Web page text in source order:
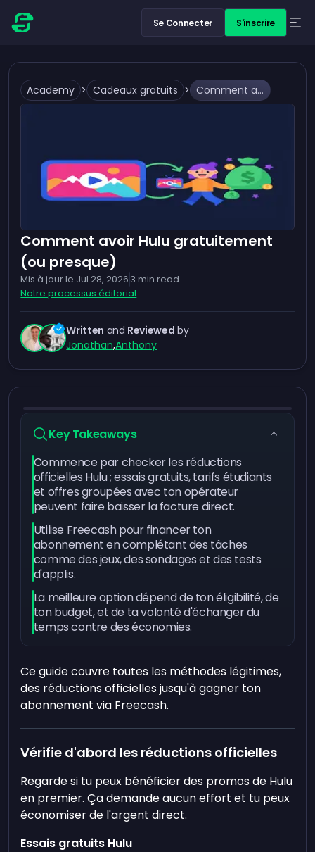
Se Connecter S'inscrire
Academy > Cadeaux gratuits > Comment avoir Hulu gratuitement (ou presque)
Comment avoir Hulu gratuitement
(ou presque)
Mis à jour le Jul 28, 2026 3 min read
Notre processus éditorial
Written and Reviewed by
Jonathan,Anthony
Key Takeaways
Commence par checker les réductions
officielles Hulu ; essais gratuits, tarifs étudiants
et offres groupées avec ton opérateur
peuvent faire baisser la facture direct.
Utilise Freecash pour financer ton
abonnement en complétant des tâches
comme des jeux, des sondages et des tests
d'applis.
La meilleure option dépend de ton éligibilité, de
ton budget, et de ta volonté d'échanger du
temps contre des économies.
Ce guide couvre toutes les méthodes légitimes,
des réductions officielles jusqu'à gagner ton
abonnement via Freecash.
Vérifie d'abord les réductions officielles
Regarde si tu peux bénéficier des promos de Hulu
en premier. Ça demande aucun effort et tu peux
économiser de l'argent direct.
Essais gratuits Hulu